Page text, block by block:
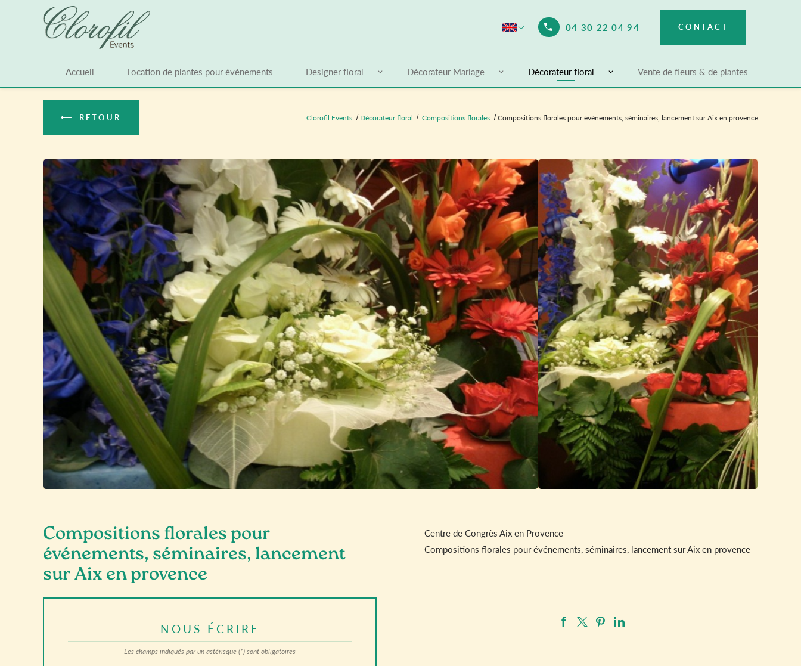
04 30 22 04 94 CONTACT
Accueil Location de plantes pour événements Designer floral Décorateur Mariage Décorateur floral Vente de fleurs & de plantes
Clorofil Events Décorateur floral Compositions florales Compositions florales pour événements, séminaires, lancement sur Aix en provence
RETOUR
Compositions florales pour
événements, séminaires, lancement
sur Aix en provence
NOUS ÉCRIRE
Les champs indiqués par un astérisque (*) sont obligatoires
Centre de Congrès Aix en Provence
Compositions florales pour événements, séminaires, lancement sur Aix en provence
Panneau de gestion des cookies